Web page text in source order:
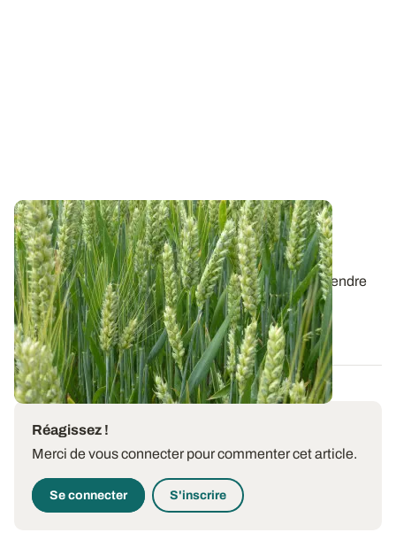
Blé tendre : le catalogue des variétés
réactualisé
Retrouvez les caractéristiques des variétés de blé tendre
(hors blés améliorants et blés...
15 AVR. 2026
Réagissez !
Merci de vous connecter pour commenter cet article.
Se connecter S'inscrire